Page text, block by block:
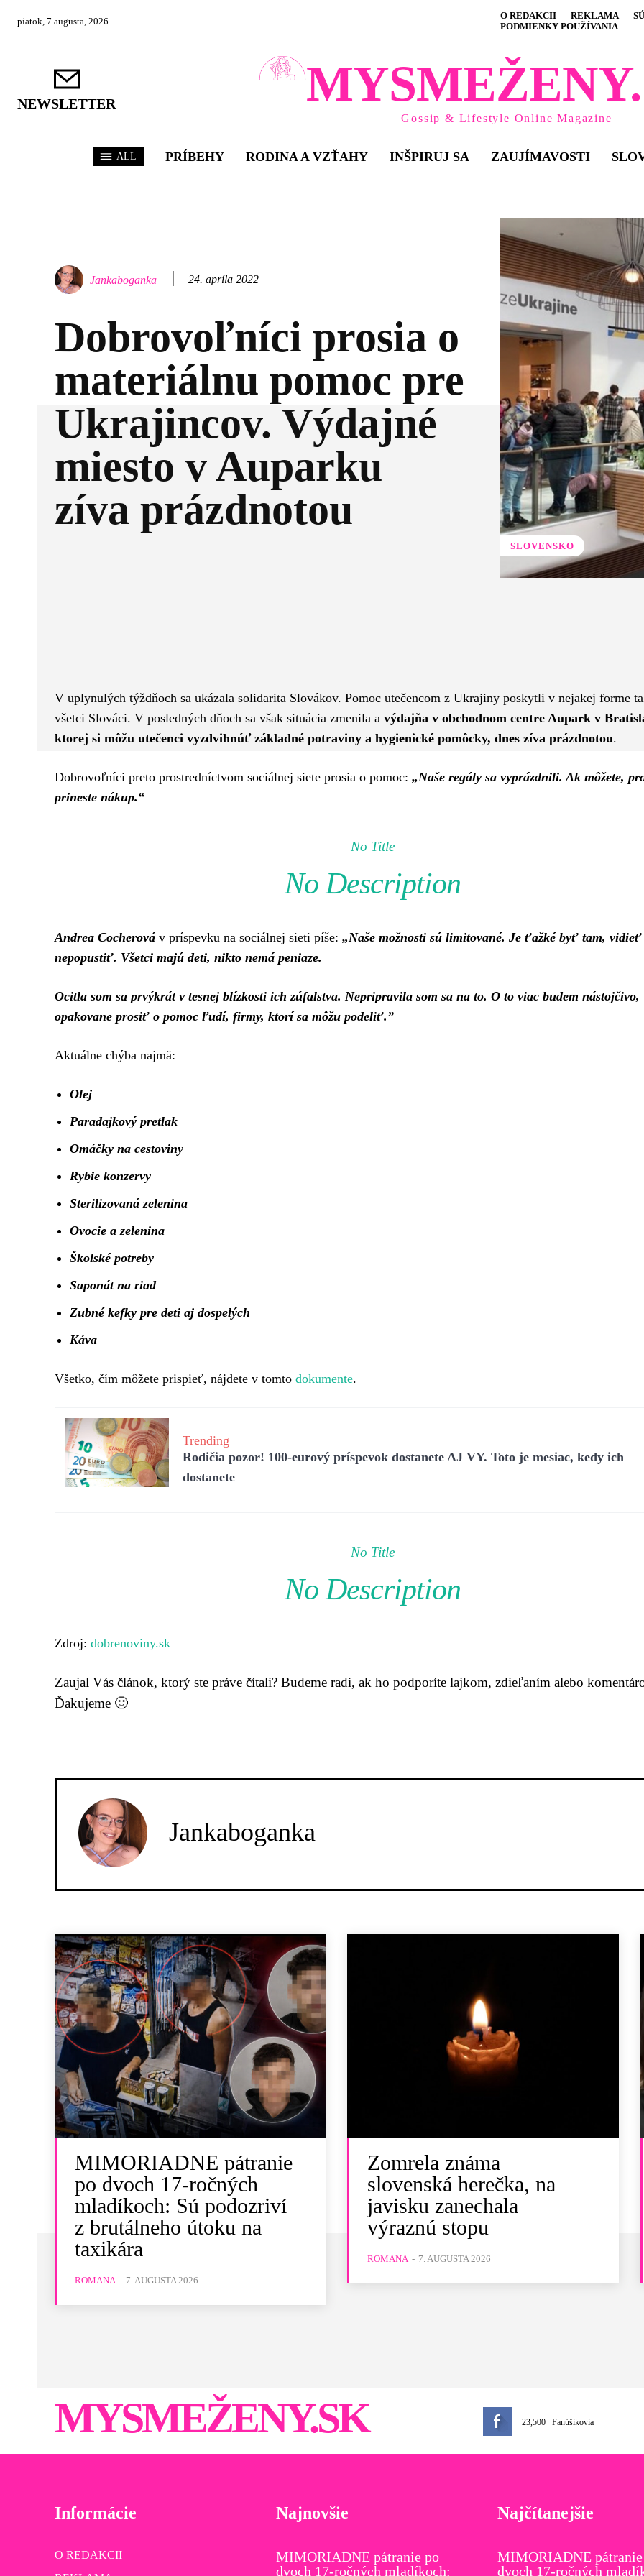
piatok, 7 augusta, 2026 O REDAKCII REKLAMA
PODMIENKY POUŽÍVANIA
NEWSLETTER
Gossip & Lifestyle Online Magazine
ALL PRÍBEHY RODINA A VZŤAHY INŠPIRUJ SA ZAUJÍMAVOSTI
Jankaboganka 24. apríla 2022
Dobrovoľníci prosia o
materiálnu pomoc pre
Ukrajincov. Výdajné
miesto v Auparku
zíva prázdnotou
SLOVENSKO
V uplynulých týždňoch sa ukázala solidarita Slovákov. Pomoc utečencom z Ukrajiny poskytli v nejakej forme
všetci Slováci. V posledných dňoch sa však situácia zmenila a výdajňa v obchodnom centre Aupark v
ktorej si môžu utečenci vyzdvihnúť základné potraviny a hygienické pomôcky, dnes zíva prázdnotou.
Dobrovoľníci preto prostredníctvom sociálnej siete prosia o pomoc: „Naše regály sa vyprázdnili. Ak môžete,
prineste nákup.“
No Title
No Description
Andrea Cocherová v príspevku na sociálnej sieti píše: „Naše možnosti sú limitované. Je ťažké byť tam,
nepopustiť. Všetci majú deti, nikto nemá peniaze.
Ocitla som sa prvýkrát v tesnej blízkosti ich zúfalstva. Nepripravila som sa na to. O to viac budem nástojčivo,
opakovane prosiť o pomoc ľudí, firmy, ktorí sa môžu podeliť.”
Aktuálne chýba najmä:
Olej
Paradajkový pretlak
Omáčky na cestoviny
Rybie konzervy
Sterilizovaná zelenina
Ovocie a zelenina
Školské potreby
Saponát na riad
Zubné kefky pre deti aj dospelých
Káva
Všetko, čím môžete prispieť, nájdete v tomto dokumente.
Trending
Rodičia pozor! 100-eurový príspevok dostanete AJ VY. Toto je mesiac, kedy ich
dostanete
No Title
No Description
Zdroj: dobrenoviny.sk
Zaujal Vás článok, ktorý ste práve čítali? Budeme radi, ak ho podporíte lajkom, zdieľaním alebo
Ďakujeme 🙂
Jankaboganka
MIMORIADNE pátranie
po dvoch 17-ročných
mladíkoch: Sú podozriví
z brutálneho útoku na
taxikára
ROMANA - 7. AUGUSTA 2026
Zomrela známa
slovenská herečka, na
javisku zanechala
výraznú stopu
ROMANA - 7. AUGUSTA 2026
MYSMEŽENY.SK 23,500 Fanúšikovia
Informácie
O REDAKCII
Najnovšie
MIMORIADNE pátranie po
dvoch 17-ročných mladíkoch:
Najčítanejšie
MIMORIADNE
dvoch 17-ročných